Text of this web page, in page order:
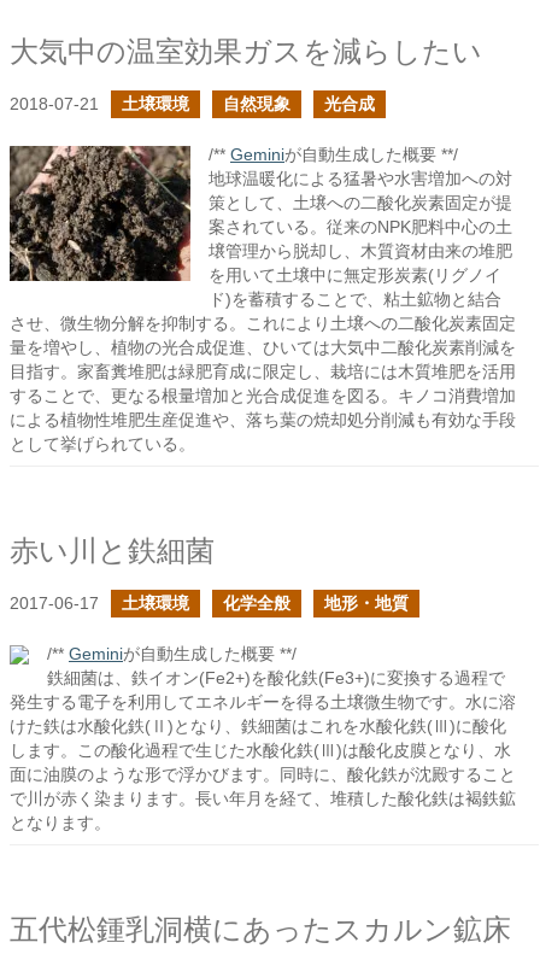
大気中の温室効果ガスを減らしたい
2018-07-21 土壌環境 自然現象 光合成
/** Geminiが自動生成した概要 **/
地球温暖化による猛暑や水害増加への対
策として、土壌への二酸化炭素固定が提
案されている。従来のNPK肥料中心の土
壌管理から脱却し、木質資材由来の堆肥
を用いて土壌中に無定形炭素(リグノイ
ド)を蓄積することで、粘土鉱物と結合
させ、微生物分解を抑制する。これにより土壌への二酸化炭素固定
量を増やし、植物の光合成促進、ひいては大気中二酸化炭素削減を
目指す。家畜糞堆肥は緑肥育成に限定し、栽培には木質堆肥を活用
することで、更なる根量増加と光合成促進を図る。キノコ消費増加
による植物性堆肥生産促進や、落ち葉の焼却処分削減も有効な手段
として挙げられている。
赤い川と鉄細菌
2017-06-17 土壌環境 化学全般 地形・地質
/** Geminiが自動生成した概要 **/
鉄細菌は、鉄イオン(Fe2+)を酸化鉄(Fe3+)に変換する過程で
発生する電子を利用してエネルギーを得る土壌微生物です。水に溶
けた鉄は水酸化鉄(Ⅱ)となり、鉄細菌はこれを水酸化鉄(Ⅲ)に酸化
します。この酸化過程で生じた水酸化鉄(Ⅲ)は酸化皮膜となり、水
面に油膜のような形で浮かびます。同時に、酸化鉄が沈殿すること
で川が赤く染まります。長い年月を経て、堆積した酸化鉄は褐鉄鉱
となります。
五代松鍾乳洞横にあったスカルン鉱床